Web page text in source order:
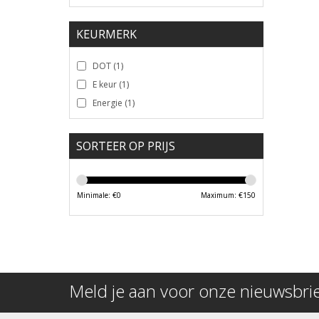
KEURMERK
DOT (1)
E keur (1)
Energie (1)
SORTEER OP PRIJS
Minimale: €0 Maximum: €150
Meld je aan voor onze